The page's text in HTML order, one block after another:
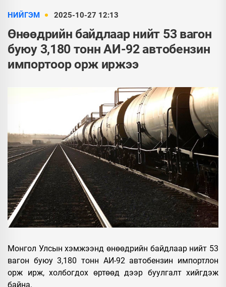
НИЙГЭМ 2025-10-27 12:13
Өнөөдрийн байдлаар нийт 53 вагон
буюу 3,180 тонн АИ-92 автобензин
импортоор орж иржээ
Монгол Улсын хэмжээнд өнөөдрийн байдлаар нийт 53
вагон буюу 3,180 тонн АИ-92 автобензин импортлон
орж ирж, холбогдох өртөөд дээр буулгалт хийгдэж
байна.